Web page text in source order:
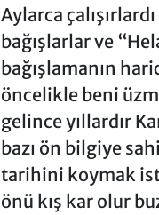
Aylarca
bağışlarlar ve
bağışlamanın
öncelikle beni
gelince yıllardır
bazı ön bilgiye
tarihini koymak
önü kış kar olur